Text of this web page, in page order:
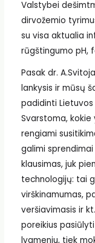
Valstybei
dirvožemio
su visa aktualia
rūgštingumo pH,
Pasak dr.
lankysis ir mūsų
padidinti
Svarstoma, kokie
rengiami
galimi
klausimas, juk
technologijų: tai
virškinamumas,
veršiavimasis ir
poreikius
lygmeniu, tiek